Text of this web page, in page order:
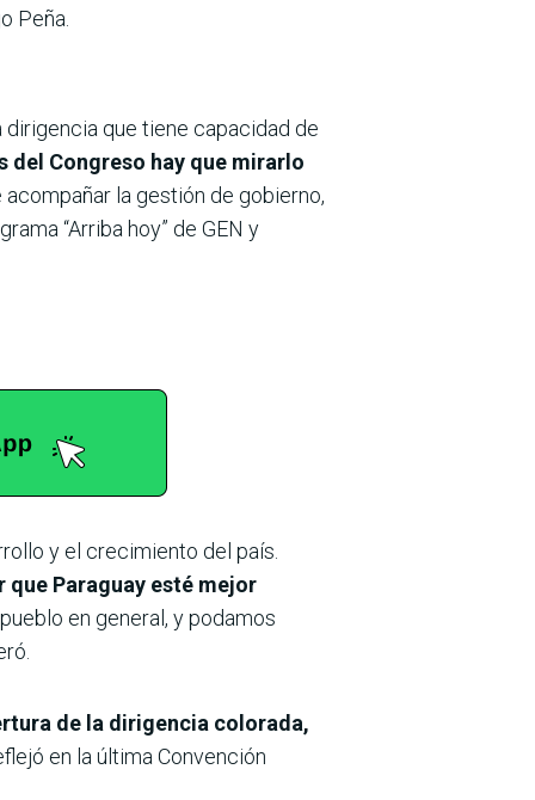
Peña.
dirigencia que tiene capacidad de
del Congreso hay que mirarlo
la gestión de gobierno,
“Arriba hoy” de GEN y
y el crecimiento del país.
Paraguay esté mejor
en general, y podamos
de la dirigencia colorada,
en la última Convención